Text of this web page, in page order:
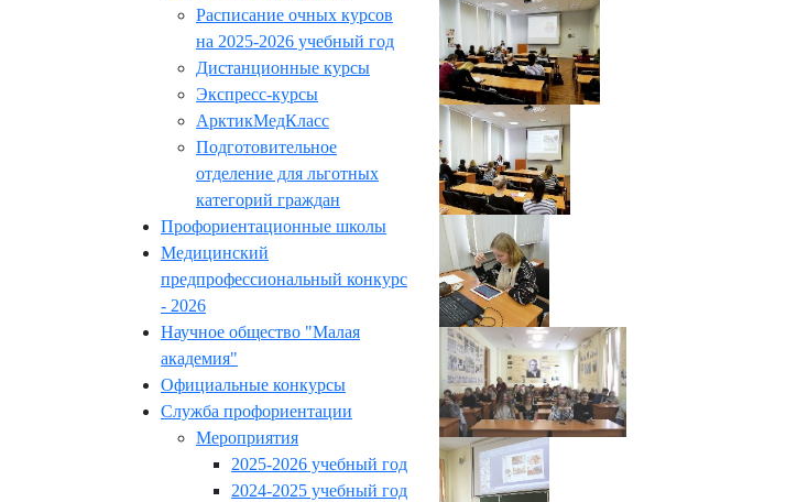
Расписание очных курсов
на 2025-2026 учебный год
Дистанционные курсы
Экспресс-курсы
АрктикМедКласс
Подготовительное
отделение для льготных
категорий граждан
Профориентационные школы
Медицинский
предпрофессиональный конкурс
- 2026
Научное общество "Малая
академия"
Официальные конкурсы
Служба профориентации
Мероприятия
2025-2026 учебный год
2024-2025 учебный год